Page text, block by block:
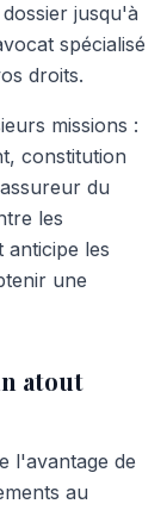
jusqu'à
spécialisé
droits.
missions :
constitution
du
les
anticipe les
une
atout
l'avantage de
au